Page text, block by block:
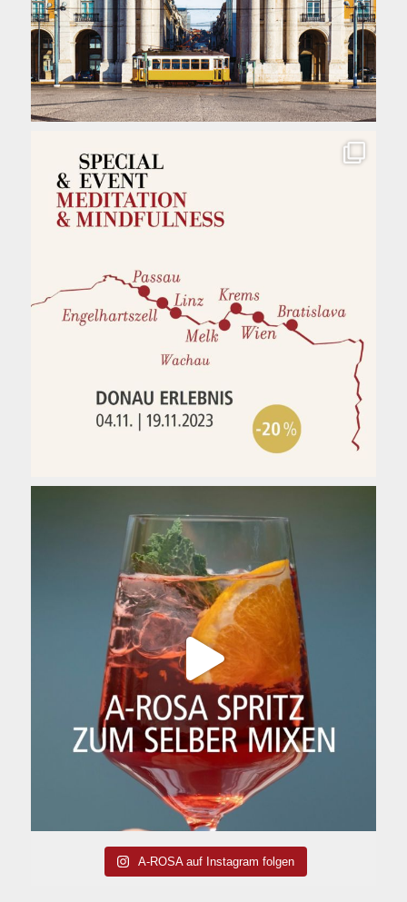
A-ROSA auf Instagram folgen